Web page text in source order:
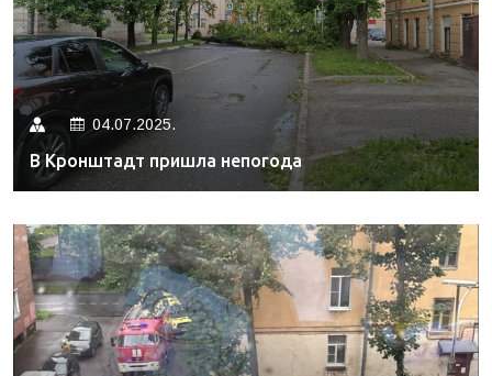
04.07.2025.
В Кронштадт пришла непогода